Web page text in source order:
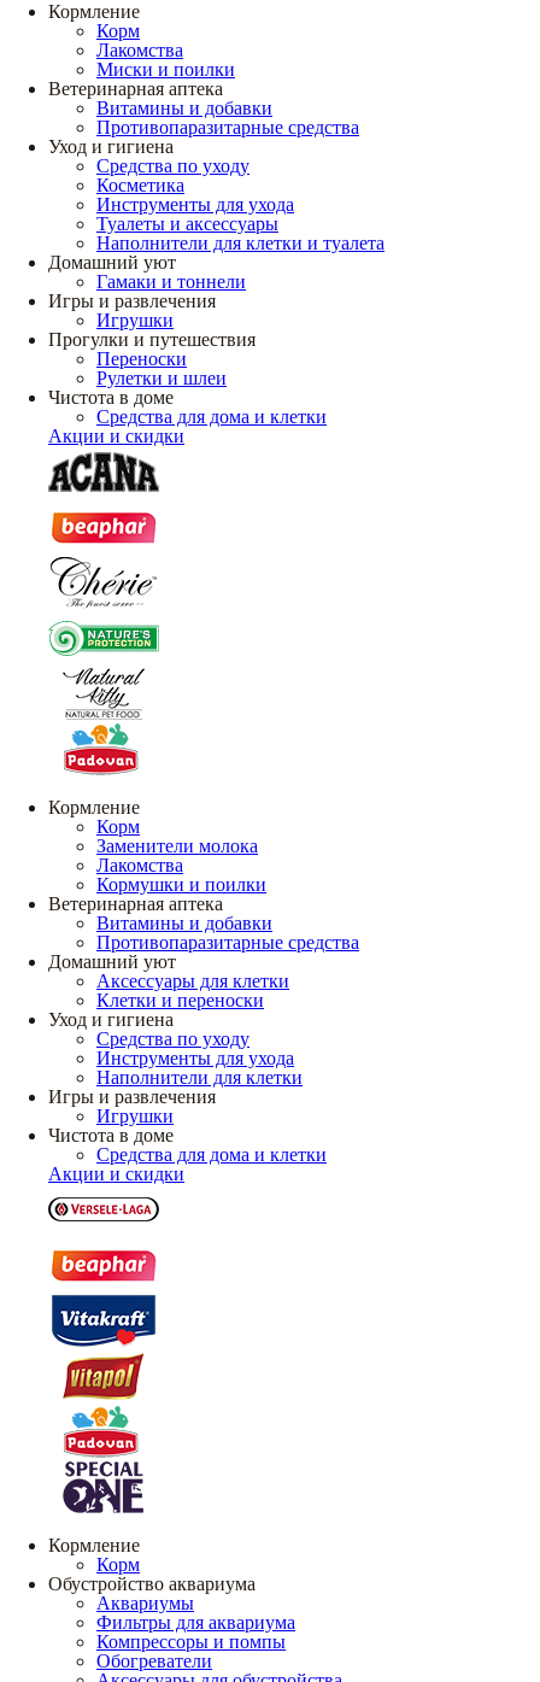
Кормление
Корм
Лакомства
Миски и поилки
Ветеринарная аптека
Витамины и добавки
Противопаразитарные средства
Уход и гигиена
Средства по уходу
Косметика
Инструменты для ухода
Туалеты и аксессуары
Наполнители для клетки и туалета
Домашний уют
Гамаки и тоннели
Игры и развлечения
Игрушки
Прогулки и путешествия
Переноски
Рулетки и шлеи
Чистота в доме
Средства для дома и клетки
Акции и скидки
Кормление
Корм
Заменители молока
Лакомства
Кормушки и поилки
Ветеринарная аптека
Витамины и добавки
Противопаразитарные средства
Домашний уют
Аксессуары для клетки
Клетки и переноски
Уход и гигиена
Средства по уходу
Инструменты для ухода
Наполнители для клетки
Игры и развлечения
Игрушки
Чистота в доме
Средства для дома и клетки
Акции и скидки
Кормление
Корм
Обустройство аквариума
Аквариумы
Фильтры для аквариума
Компрессоры и помпы
Обогреватели